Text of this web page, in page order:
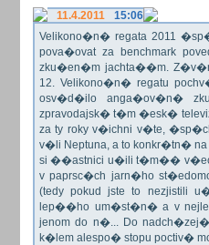
11.4.2011
15:06
Velikono�n� regata 2011
pova�ovat za benchmark
zku�en�m jachta��m.
12. Velikono�n� regatu
osv�d�ilo anga�ov�n�
zpravodajsk� t�m �esk�
za ty roky v�ichni v�te,
v�li Neptuna, a to konkr�tn�
si ��astnici u�ili t�m��
v paprsc�ch jarn�ho
(tedy pokud jste to nezjistili
lep��ho um�st�n� a v
jenom do n�... Do
k�lem alespo� stopu poctiv�